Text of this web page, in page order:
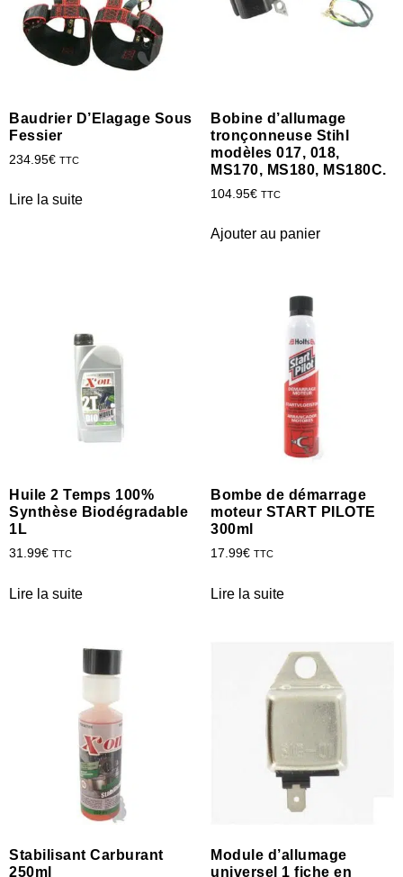
Baudrier D’Elagage Sous
Fessier
234.95€ TTC
Lire la suite
Bobine d’allumage
tronçonneuse Stihl
modèles 017, 018,
MS170, MS180, MS180C.
104.95€ TTC
Ajouter au panier
Huile 2 Temps 100%
Synthèse Biodégradable
1L
31.99€ TTC
Lire la suite
Bombe de démarrage
moteur START PILOTE
300ml
17.99€ TTC
Lire la suite
Stabilisant Carburant
250ml
Module d’allumage
universel 1 fiche en